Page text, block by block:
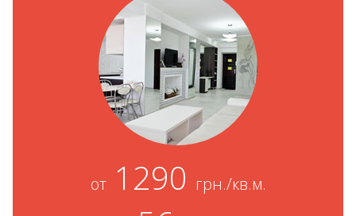
от1290 грн./кв.м.